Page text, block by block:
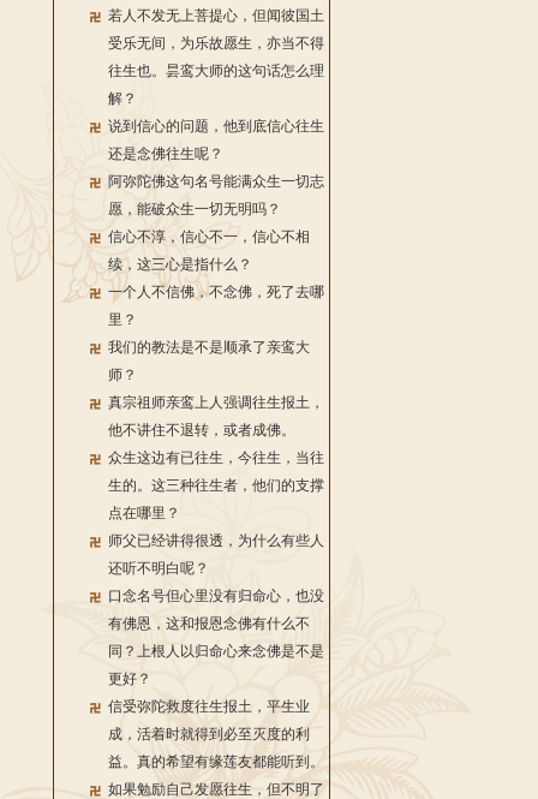
若人不发无上菩提心，但闻彼国土
受乐无间，为乐故愿生，亦当不得
往生也。昙鸾大师的这句话怎么理
解？
说到信心的问题，他到底信心往生
还是念佛往生呢？
阿弥陀佛这句名号能满众生一切志
愿，能破众生一切无明吗？
信心不淳，信心不一，信心不相
续，这三心是指什么？
一个人不信佛，不念佛，死了去哪
里？
我们的教法是不是顺承了亲鸾大
师？
真宗祖师亲鸾上人强调往生报土，
他不讲住不退转，或者成佛。
众生这边有已往生，今往生，当往
生的。这三种往生者，他们的支撑
点在哪里？
师父已经讲得很透，为什么有些人
还听不明白呢？
口念名号但心里没有归命心，也没
有佛恩，这和报恩念佛有什么不
同？上根人以归命心来念佛是不是
更好？
信受弥陀救度往生报土，平生业
成，活着时就得到必至灭度的利
益。真的希望有缘莲友都能听到。
如果勉励自己发愿往生，但不明了